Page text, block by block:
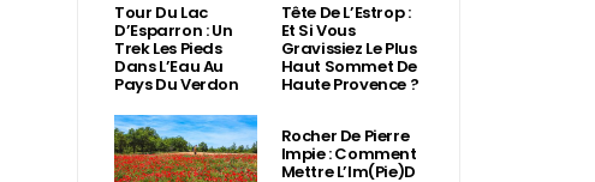
Tour Du Lac
D’Esparron : Un
Trek Les Pieds
Dans L’Eau Au
Pays Du Verdon
Tête De L’Estrop :
Et Si Vous
Gravissiez Le Plus
Haut Sommet De
Haute Provence ?
Rocher De Pierre
Impie : Comment
Mettre L’Im(Pie)d